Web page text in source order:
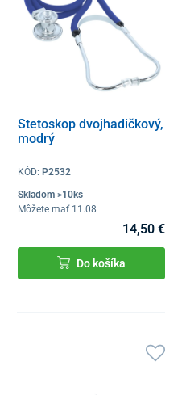
Stetoskop dvojhadičkový,
modrý
KÓD: P2532
Skladom >10ks
Môžete mať 11.08
14,50 €
Do košíka